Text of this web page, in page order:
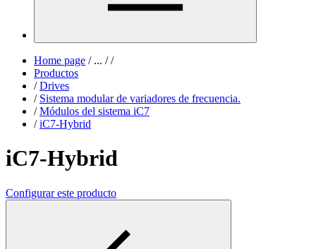
Home page /... / /
Productos
/ Drives
/ Sistema modular de variadores de frecuencia.
/ Módulos del sistema iC7
/ iC7-Hybrid
iC7-Hybrid
Configurar este producto